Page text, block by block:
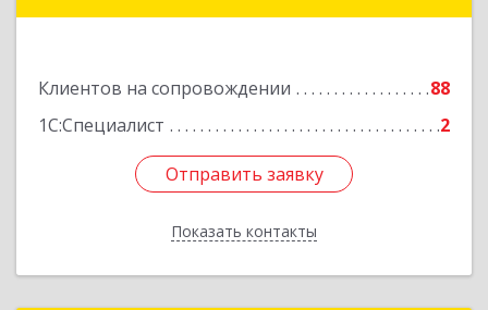
Клиентов на сопровождении
88
1С:Специалист
2
Отправить заявку
Показать контакты
Подробнее
Отправить заявку
Назад